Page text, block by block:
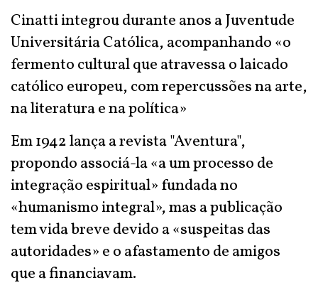
Cinatti integrou durante anos a Juventude
Universitária Católica, acompanhando «o
fermento cultural que atravessa o laicado
católico europeu, com repercussões na arte,
na literatura e na política»
Em 1942 lança a revista "Aventura",
propondo associá-la «a um processo de
integração espiritual» fundada no
«humanismo integral», mas a publicação
tem vida breve devido a «suspeitas das
autoridades» e o afastamento de amigos
que a financiavam.